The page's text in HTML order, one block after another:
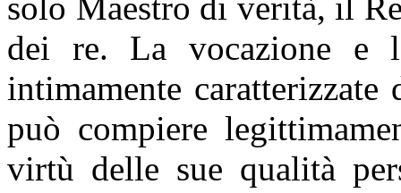
dei re. La vocazione e
intimamente caratterizzate
può compiere
virtù delle sue qualità